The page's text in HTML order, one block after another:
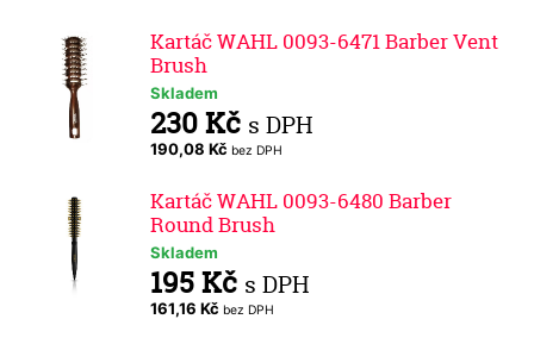
Kartáč WAHL 0093-6471 Barber Vent
Brush
Skladem
230 Kč s DPH
190,08 Kč bez DPH
Kartáč WAHL 0093-6480 Barber
Round Brush
Skladem
195 Kč s DPH
161,16 Kč bez DPH